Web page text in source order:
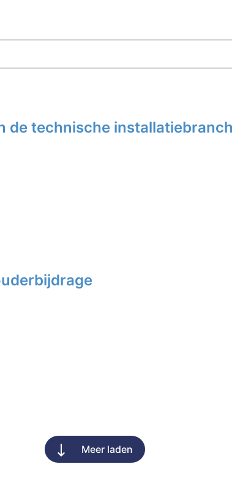
de technische
Meer laden